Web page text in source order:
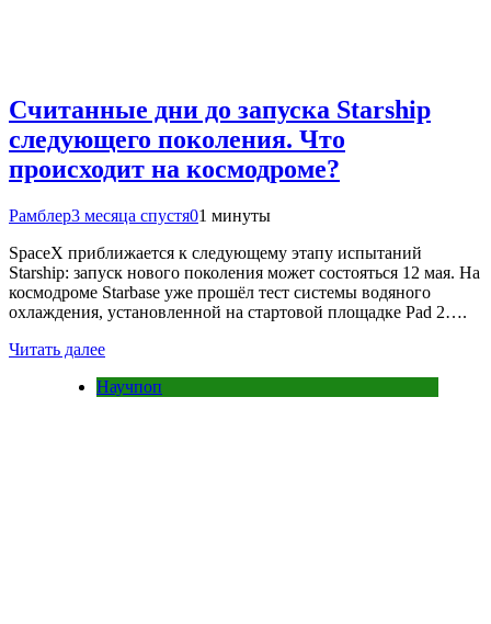
Считанные дни до запуска Starship
следующего поколения. Что
происходит на космодроме?
Рамблер3 месяца спустя01 минуты
SpaceX приближается к следующему этапу испытаний
Starship: запуск нового поколения может состояться 12 мая. На
космодроме Starbase уже прошёл тест системы водяного
охлаждения, установленной на стартовой площадке Pad 2….
Читать далее
Научпоп